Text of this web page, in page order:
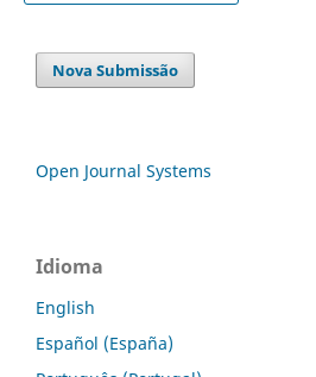
Nova Submissão
Open Journal Systems
Idioma
English
Español (España)